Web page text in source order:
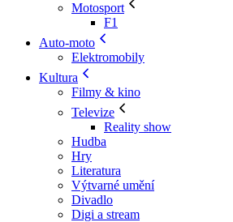
Motosport
F1
Auto-moto
Elektromobily
Kultura
Filmy & kino
Televize
Reality show
Hudba
Hry
Literatura
Výtvarné umění
Divadlo
Digi a stream